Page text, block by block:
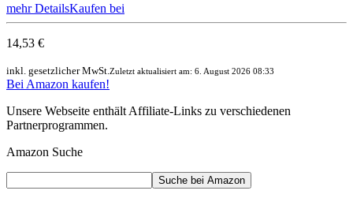
mehr DetailsKaufen bei
14,53 €
inkl. gesetzlicher MwSt. Zuletzt aktualisiert am: 6. August 2026 08:33
Bei Amazon kaufen!
Unsere Webseite enthält Affiliate-Links zu verschiedenen
Partnerprogrammen.
Amazon Suche